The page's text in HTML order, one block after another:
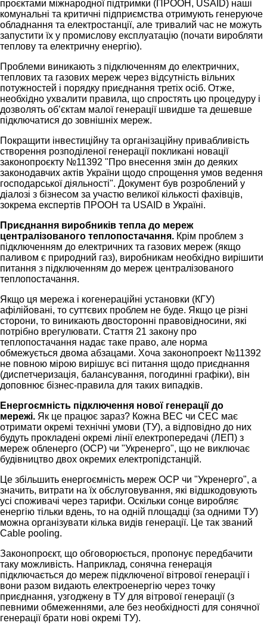
проєктами міжнародної підтримки (ПРООН, USAID) наші
комунальні та критичні підприємства отримують генеруюче
обладнання та електростанції, але тривалий час не можуть
запустити їх у промислову експлуатацію (почати виробляти
теплову та електричну енергію).
Проблеми виникають з підключенням до електричних,
теплових та газових мереж через відсутність вільних
потужностей і порядку приєднання третіх осіб. Отже,
необхідно ухвалити правила, що спростять цю процедуру і
дозволять об’єктам малої генерації швидше та дешевше
підключатися до зовнішніх мереж.
Покращити інвестиційну та організаційну привабливість
створення розподіленої генерації покликані новації
законопроєкту №11392 "Про внесення змін до деяких
законодавчих актів України щодо спрощення умов ведення
господарської діяльності". Документ був розроблений у
діалозі з бізнесом за участю великої кількості фахівців,
зокрема експертів ПРООН та USAID в Україні.
Приєднання виробників тепла до мереж
централізованого теплопостачання. Крім проблем з
підключенням до електричних та газових мереж (якщо
паливом є природний газ), виробникам необхідно вирішити
питання з підключенням до мереж централізованого
теплопостачання.
Якщо ця мережа і когенераційні установки (КГУ)
афілійовані, то суттєвих проблем не буде. Якщо це різні
сторони, то виникають двосторонні правовідносини, які
потрібно врегулювати. Стаття 21 закону про
теплопостачання надає таке право, але норма
обмежується двома абзацами. Хоча законопроект №11392
не повною мірою вирішує всі питання щодо приєднання
(диспетчеризація, балансування, погодинні графіки), він
доповнює бізнес-правила для таких випадків.
Енергоємність підключення нової генерації до
мережі. Як це працює зараз? Кожна ВЕС чи СЕС має
отримати окремі технічні умови (ТУ), а відповідно до них
будуть прокладені окремі лінії електропередачі (ЛЕП) з
мереж обленерго (ОСР) чи "Укренерго", що не виключає
будівництво двох окремих електропідстанцій.
Це збільшить енергоємність мереж ОСР чи "Укренерго", а
значить, витрати на їх обслуговування, які відшкодовують
усі споживачі через тарифи. Оскільки сонце виробляє
енергію тільки вдень, то на одній площадці (за одними ТУ)
можна організувати кілька видів генерації. Це так званий
Cable pooling.
Законопроєкт, що обговорюється, пропонує передбачити
таку можливість. Наприклад, сонячна генерація
підключається до мереж підключеної вітрової генерації і
вони разом видають електроенергію через точку
приєднання, узгоджену в ТУ для вітрової генерації (з
певними обмеженнями, але без необхідності для сонячної
генерації брати нові окремі ТУ).